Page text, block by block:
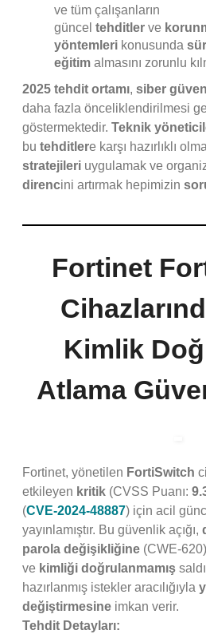
ve tüm çalışanların
güncel tehditler ve
yöntemleri konusunda
eğitim almasını zorunlu
2025 tehdit ortamı, siber
daha fazla önceliklendirilmesi
göstermektedir. Teknik
bu tehditlere karşı hazırlıklı
stratejileri uygulamak ve
direncini artırmak hepimizin
Fortinet
Kimlik
Atlama
Fortinet, yönetilen FortiSwitch
etkileyen kritik (CVSS Puanı:
(CVE-2024-48887) için acil
yayınlamıştır. Bu güvenlik açığı,
parola değişikliğine (CWE-
ve kimliği doğrulanmamış
hazırlanmış istekler aracılığıyla
değiştirmesine imkan verir.
Tehdit Detayları: